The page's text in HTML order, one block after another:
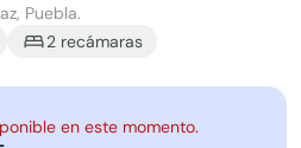
Puebla.
2 recámaras
en este momento.